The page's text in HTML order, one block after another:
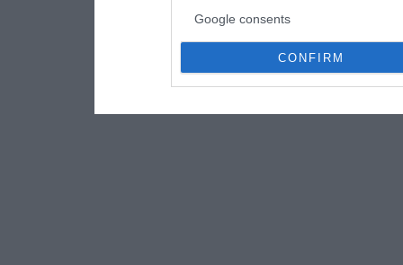
Google consents
CONFIRM